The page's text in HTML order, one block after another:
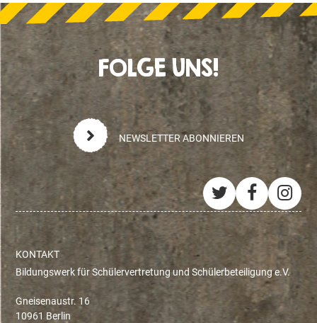
FOLGE UNS!
NEWSLETTER ABONNIEREN
Twitter
KONTAKT
Bildungswerk für Schülervertretung und Schülerbeteiligung e.V.
Gneisenaustr. 16
10961 Berlin